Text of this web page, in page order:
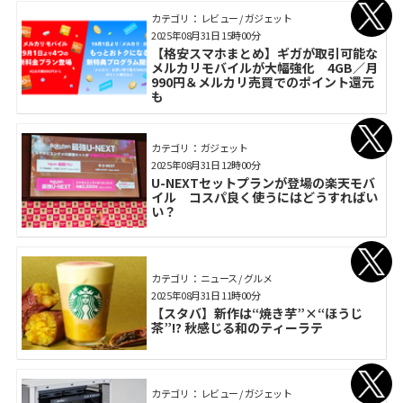
カテゴリ： レビュー / ガジェット
【格安スマホまとめ】ギガが取引可能な
メルカリモバイルが大幅強化 4GB／月
990円＆メルカリ売買でのポイント還元
も
2025年08月31日 15時00分
カテゴリ： ガジェット
U-NEXTセットプランが登場の楽天モバ
イル コスパ良く使うにはどうすればい
い？
2025年08月31日 12時00分
カテゴリ： ニュース / グルメ
【スタバ】新作は“焼き芋”×“ほうじ
茶”!? 秋感じる和のティーラテ
2025年08月31日 11時00分
カテゴリ： レビュー / ガジェット